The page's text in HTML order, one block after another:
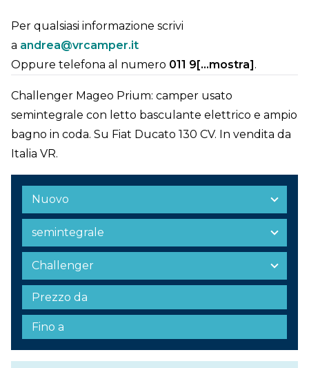
Per qualsiasi informazione scrivi
a andrea@vrcamper.it
Oppure telefona al numero 011 9[...mostra].
Challenger Mageo Prium: camper usato
semintegrale con letto basculante elettrico e ampio
bagno in coda. Su Fiat Ducato 130 CV. In vendita da
Italia VR.